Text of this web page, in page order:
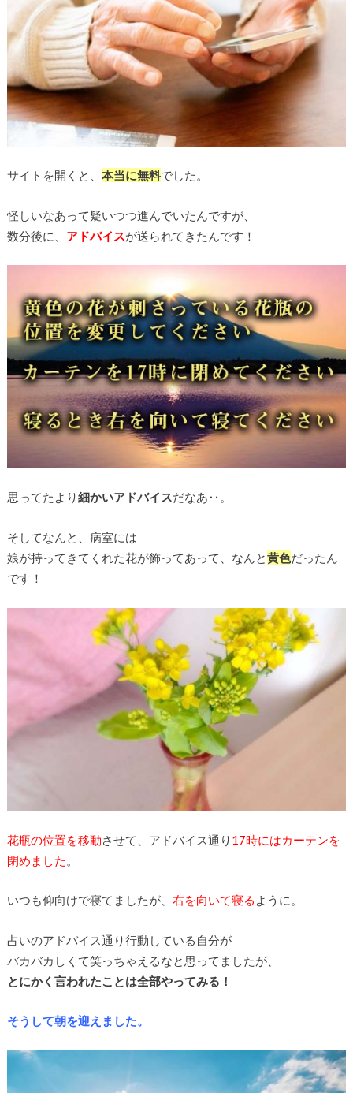
サイトを開くと、 本当に無料でした。
怪しいなあって疑いつつ進んでいたんですが、
数分後に、 アドバイスが送られてきたんです！
思ってたより細かいアドバイスだなあ‥。
そしてなんと、病室には
娘が持ってきてくれた花が飾ってあって、なんと黄色だったん
です！
花瓶の位置を移動させて、アドバイス通り 17時にはカーテンを
閉めました 。
いつも仰向けで寝てましたが、 右を向いて寝る ように。
占いのアドバイス通り行動している自分が
バカバカしくて笑っちゃえるなと思ってましたが、
とにかく言われたことは全部やってみる！
そうして朝を迎えました。